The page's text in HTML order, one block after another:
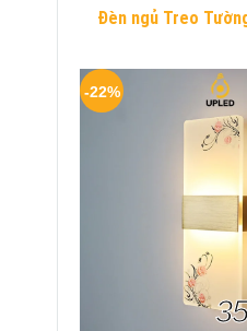
Đèn ngủ Treo
Hiện
-22%